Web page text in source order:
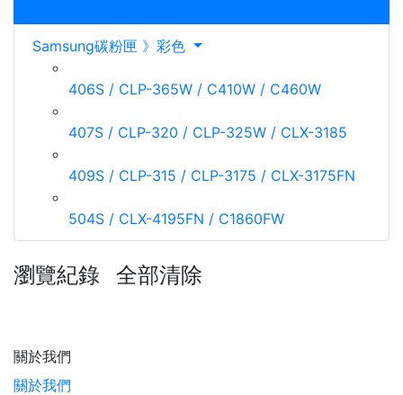
Samsung碳粉匣 》彩色
406S / CLP-365W / C410W / C460W
407S / CLP-320 / CLP-325W / CLX-3185
409S / CLP-315 / CLP-3175 / CLX-3175FN
504S / CLX-4195FN / C1860FW
瀏覽紀錄 全部清除
關於我們
關於我們